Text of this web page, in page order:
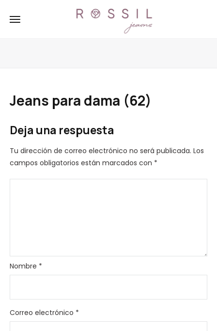
Jeans para dama (62)
Deja una respuesta
Tu dirección de correo electrónico no será publicada. Los
campos obligatorios están marcados con *
Nombre *
Correo electrónico *